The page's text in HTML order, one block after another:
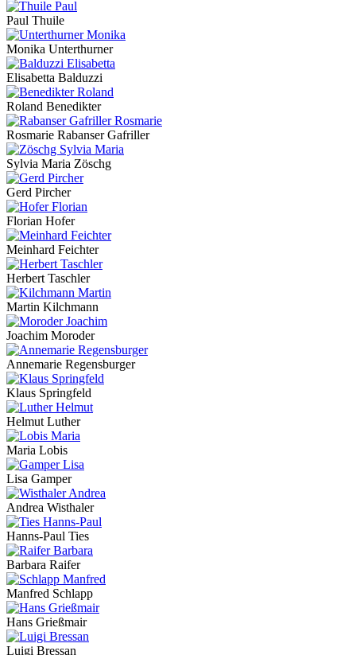
Paul Thuile
Monika Unterthurner
Elisabetta Balduzzi
Roland Benedikter
Rosmarie Rabanser Gafriller
Sylvia Maria Zöschg
Gerd Pircher
Florian Hofer
Meinhard Feichter
Herbert Taschler
Martin Kilchmann
Joachim Moroder
Annemarie Regensburger
Klaus Springfeld
Helmut Luther
Maria Lobis
Lisa Gamper
Andrea Wisthaler
Hanns-Paul Ties
Barbara Raifer
Manfred Schlapp
Hans Grießmair
Luigi Bressan